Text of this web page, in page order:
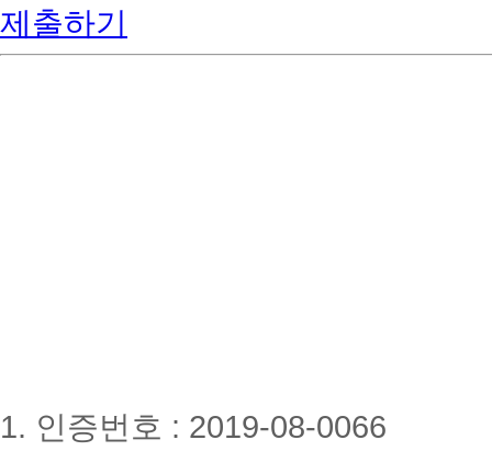
제출하기
1. 인증번호 : 2019-08-0066